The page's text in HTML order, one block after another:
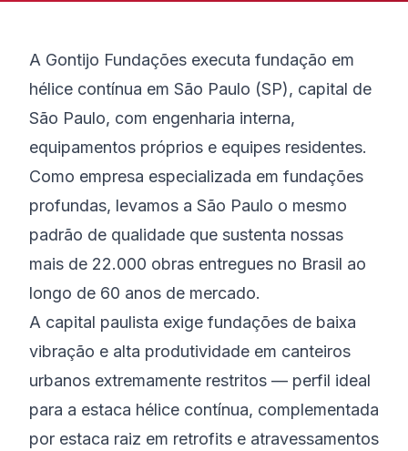
A Gontijo Fundações executa fundação em
hélice contínua em São Paulo (SP), capital de
São Paulo, com engenharia interna,
equipamentos próprios e equipes residentes.
Como empresa especializada em fundações
profundas, levamos a São Paulo o mesmo
padrão de qualidade que sustenta nossas
mais de 22.000 obras entregues no Brasil ao
longo de 60 anos de mercado.
A capital paulista exige fundações de baixa
vibração e alta produtividade em canteiros
urbanos extremamente restritos — perfil ideal
para a estaca hélice contínua, complementada
por estaca raiz em retrofits e atravessamentos